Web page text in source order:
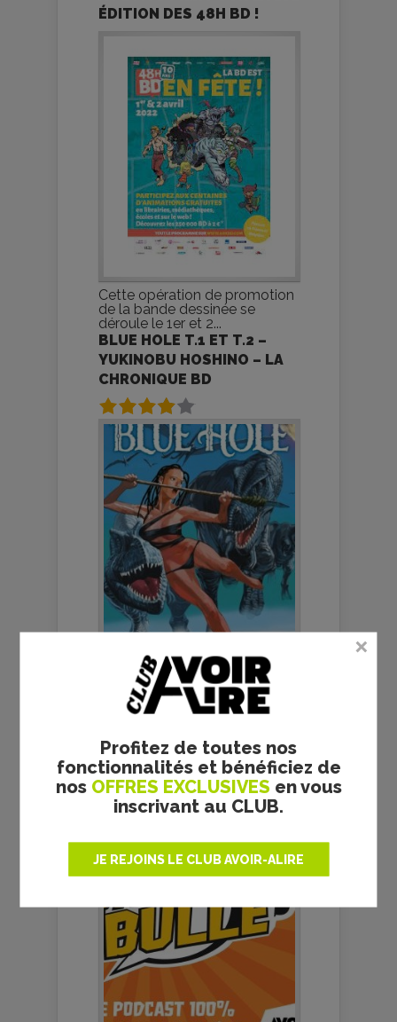
Profitez de toutes nos
fonctionnalités et bénéficiez de
nos OFFRES EXCLUSIVES en vous
inscrivant au CLUB.
JE REJOINS LE CLUB AVOIR-ALIRE
ÉDITION DES 48H BD !
Cette opération de promotion
de la bande dessinée se
déroule le 1er et 2...
BLUE HOLE T.1 ET T.2 –
YUKINOBU HOSHINO – LA
CHRONIQUE BD
Un classique de la science-
fiction japonaise à nouveau
disponible.
FOCUS SUR LES SORTIES
ET ÉVÉNEMENTS BD DE
2022